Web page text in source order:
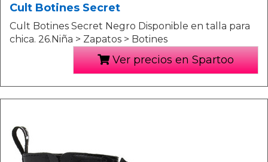
Cult Botines Secret
Cult Botines Secret Negro Disponible en talla para
chica. 26.Niña > Zapatos > Botines
Ver precios en Spartoo